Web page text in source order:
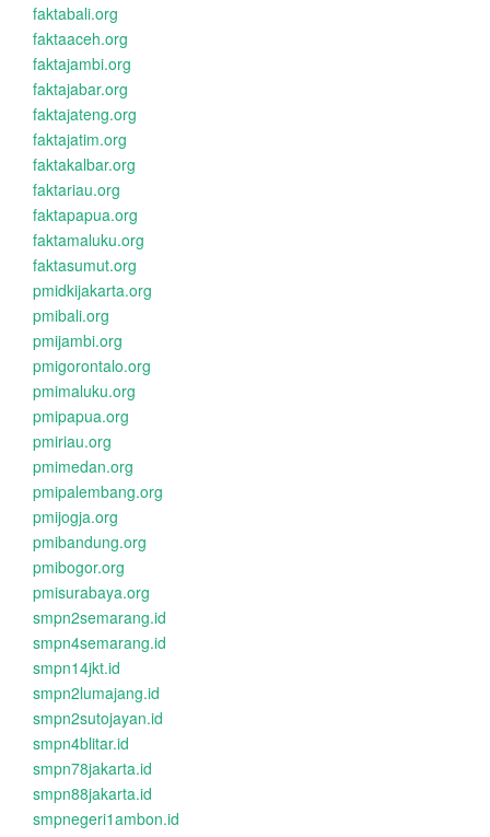
faktabali.org
faktaaceh.org
faktajambi.org
faktajabar.org
faktajateng.org
faktajatim.org
faktakalbar.org
faktariau.org
faktapapua.org
faktamaluku.org
faktasumut.org
pmidkijakarta.org
pmibali.org
pmijambi.org
pmigorontalo.org
pmimaluku.org
pmipapua.org
pmiriau.org
pmimedan.org
pmipalembang.org
pmijogja.org
pmibandung.org
pmibogor.org
pmisurabaya.org
smpn2semarang.id
smpn4semarang.id
smpn14jkt.id
smpn2lumajang.id
smpn2sutojayan.id
smpn4blitar.id
smpn78jakarta.id
smpn88jakarta.id
smpnegeri1ambon.id